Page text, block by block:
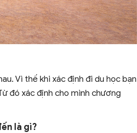
Vì thế khi xác định đi du học bạn
đó xác định cho mình chương
là gì?